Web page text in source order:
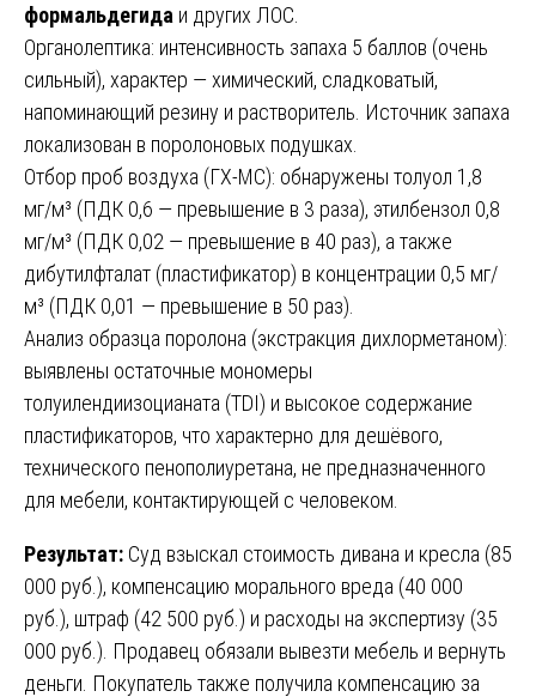
формальдегида и других ЛОС.
Органолептика: интенсивность запаха 5 баллов (очень
сильный), характер — химический, сладковатый,
напоминающий резину и растворитель. Источник запаха
локализован в поролоновых подушках.
Отбор проб воздуха (ГХ-МС): обнаружены толуол 1,8
мг/м³ (ПДК 0,6 — превышение в 3 раза), этилбензол 0,8
мг/м³ (ПДК 0,02 — превышение в 40 раз), а также
дибутилфталат (пластификатор) в концентрации 0,5 мг/
м³ (ПДК 0,01 — превышение в 50 раз).
Анализ образца поролона (экстракция дихлорметаном):
выявлены остаточные мономеры
толуилендиизоцианата (TDI) и высокое содержание
пластификаторов, что характерно для дешёвого,
технического пенополиуретана, не предназначенного
для мебели, контактирующей с человеком.
Результат: Суд взыскал стоимость дивана и кресла (85
000 руб.), компенсацию морального вреда (40 000
руб.), штраф (42 500 руб.) и расходы на экспертизу (35
000 руб.). Продавец обязали вывезти мебель и вернуть
деньги. Покупатель также получила компенсацию за